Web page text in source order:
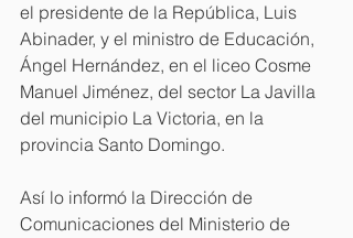
el presidente de la República, Luis
Abinader, y el ministro de Educación,
Ángel Hernández, en el liceo Cosme
Manuel Jiménez, del sector La Javilla
del municipio La Victoria, en la
provincia Santo Domingo.
Así lo informó la Dirección de
Comunicaciones del Ministerio de